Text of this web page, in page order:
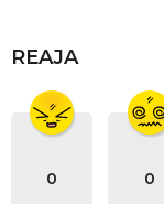
REAJA
0 0